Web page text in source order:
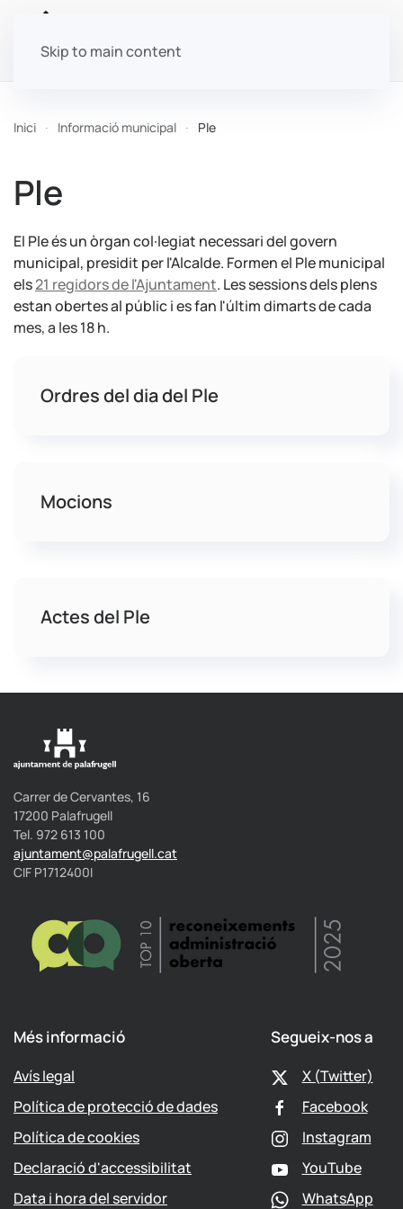
Skip to main content
Inici Informació municipal Ple
Ple
El Ple és un òrgan col·legiat necessari del govern
municipal, presidit per l'Alcalde. Formen el Ple municipal
els21 regidors de l'Ajuntament. Les sessions dels plens
estan obertes al públic i es fan l'últim dimarts de cada
mes, a les 18 h.
Ordres del dia del Ple
Mocions
Actes del Ple
Carrer de Cervantes, 16
17200 Palafrugell
Tel. 972 613 100
ajuntament@palafrugell.cat
CIF P1712400I
Més informació
Avís legal
Política de protecció de dades
Política de cookies
Declaració d'accessibilitat
Data i hora del servidor
Segueix-nos a
X (Twitter)
Facebook
Instagram
YouTube
WhatsApp